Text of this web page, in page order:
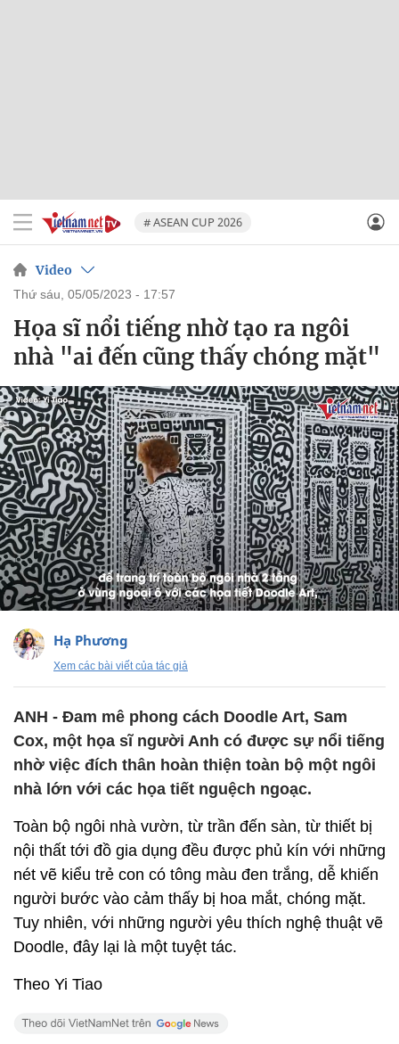
# ASEAN CUP 2026
Video
thứ sáu, 05/05/2023 - 17:57
Họa sĩ nổi tiếng nhờ tạo ra ngôi
nhà "ai đến cũng thấy chóng mặt"
Hạ Phương
Xem các bài viết của tác giả
ANH - Đam mê phong cách Doodle Art, Sam
Cox, một họa sĩ người Anh có được sự nổi tiếng
nhờ việc đích thân hoàn thiện toàn bộ một ngôi
nhà lớn với các họa tiết nguệch ngoạc.
Toàn bộ ngôi nhà vườn, từ trần đến sàn, từ thiết bị
nội thất tới đồ gia dụng đều được phủ kín với những
nét vẽ kiểu trẻ con có tông màu đen trắng, dễ khiến
người bước vào cảm thấy bị hoa mắt, chóng mặt.
Tuy nhiên, với những người yêu thích nghệ thuật vẽ
Doodle, đây lại là một tuyệt tác.
Theo Yi Tiao